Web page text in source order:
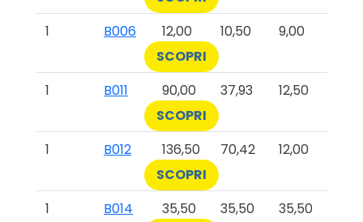
1
B006 12,00 10,50
9,00
SCOPRI
1
B011 90,00 37,93
12,50
SCOPRI
1
B012 136,50 70,42
12,00
SCOPRI
1
B014 35,50 35,50
35,50